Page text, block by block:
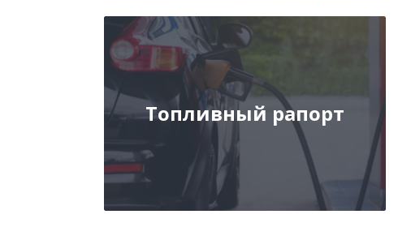
Топливный рапорт